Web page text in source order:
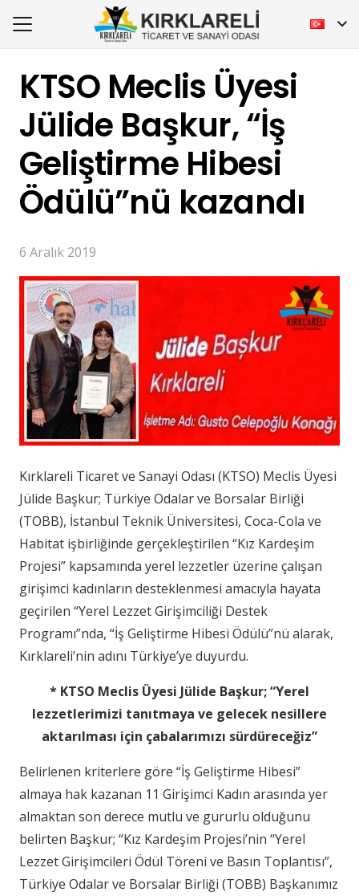
KTSO Meclis Üyesi
Jülide Başkur, “İş
Geliştirme Hibesi
Ödülü”nü kazandı
6 Aralık 2019
Kırklareli Ticaret ve Sanayi Odası (KTSO) Meclis Üyesi
Jülide Başkur; Türkiye Odalar ve Borsalar Birliği
(TOBB), İstanbul Teknik Üniversitesi, Coca-Cola ve
Habitat işbirliğinde gerçekleştirilen “Kız Kardeşim
Projesi” kapsamında yerel lezzetler üzerine çalışan
girişimci kadınların desteklenmesi amacıyla hayata
geçirilen “Yerel Lezzet Girişimciliği Destek
Programı”nda, “İş Geliştirme Hibesi Ödülü”nü alarak,
Kırklareli’nin adını Türkiye’ye duyurdu.
* KTSO Meclis Üyesi Jülide Başkur; “Yerel
lezzetlerimizi tanıtmaya ve gelecek nesillere
aktarılması için çabalarımızı sürdüreceğiz”
Belirlenen kriterlere göre “İş Geliştirme Hibesi”
almaya hak kazanan 11 Girişimci Kadın arasında yer
almaktan son derece mutlu ve gururlu olduğunu
belirten Başkur; “Kız Kardeşim Projesi’nin “Yerel
Lezzet Girişimcileri Ödül Töreni ve Basın Toplantısı”,
Türkiye Odalar ve Borsalar Birliği (TOBB) Başkanımız